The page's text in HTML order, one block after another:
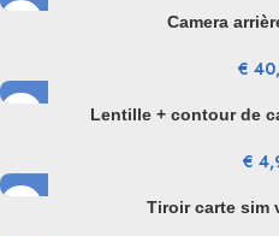
Camera
€
Lentille + contour de
€
Tiroir carte sim